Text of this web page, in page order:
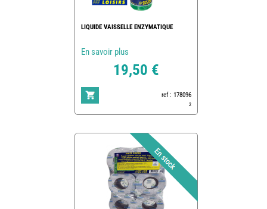
LIQUIDE VAISSELLE ENZYMATIQUE
En savoir plus
19,50 €
ref : 178096
2